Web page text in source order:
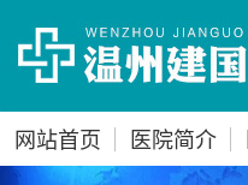
网站首页 医院简介